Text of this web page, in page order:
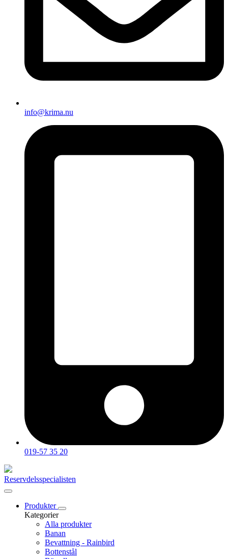
info@krima.nu
019-57 35 20
Reservdelsspecialisten
Produkter
Kategorier
Alla produkter
Banan
Bevattning - Rainbird
Bottenstål